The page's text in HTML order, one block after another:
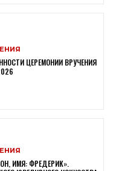
ЦЕРЕМОНИИ ВРУЧЕНИЯ
ИМЯ: ФРЕДЕРИК».